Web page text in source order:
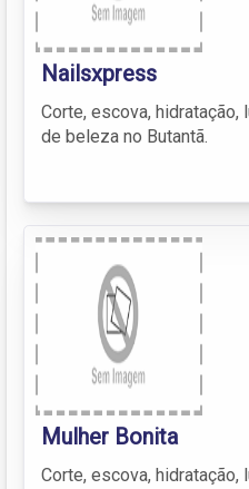
Nailsxpress
Corte, escova, hidratação,
de beleza no Butantã.
Mulher Bonita
Corte, escova, hidratação,